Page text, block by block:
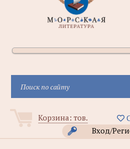
Корзина: тов.
Вход/